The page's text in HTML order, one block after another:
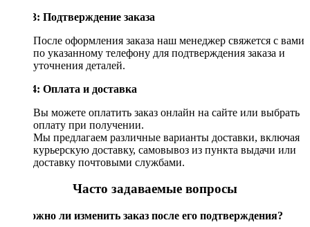
Шаг 3: Подтверждение заказа
После оформления заказа наш менеджер свяжется с вами
по указанному телефону для подтверждения заказа и
уточнения деталей.
Шаг 4: Оплата и доставка
Вы можете оплатить заказ онлайн на сайте или выбрать
оплату при получении.
Мы предлагаем различные варианты доставки, включая
курьерскую доставку, самовывоз из пункта выдачи или
доставку почтовыми службами.
Часто задаваемые вопросы
Возможно ли изменить заказ после его подтверждения?